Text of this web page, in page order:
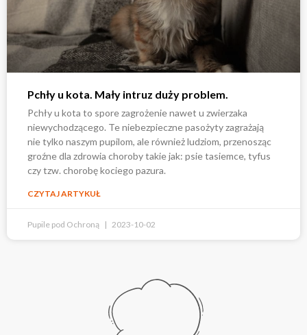
Pchły u kota. Mały intruz duży problem.
Pchły u kota to spore zagrożenie nawet u zwierzaka
niewychodzącego. Te niebezpieczne pasożyty zagrażają
nie tylko naszym pupilom, ale również ludziom, przenosząc
groźne dla zdrowia choroby takie jak: psie tasiemce, tyfus
czy tzw. chorobę kociego pazura.
CZYTAJ ARTYKUŁ
Pupile pod Ochroną 2023-10-02